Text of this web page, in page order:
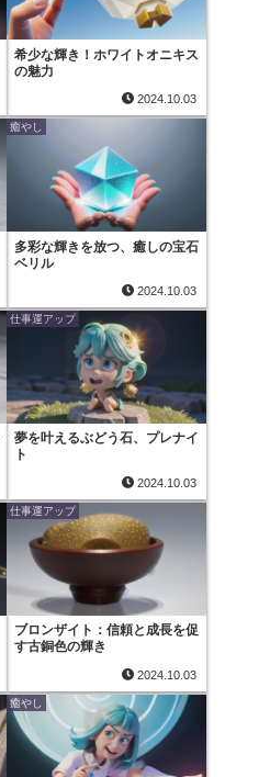
希少な輝き！ホワイトオニキス
の魅力
2024.10.03
癒やし
多彩な輝きを放つ、癒しの宝石
ベリル
2024.10.03
仕事運アップ
夢を叶えるぶどう石、プレナイ
ト
2024.10.03
仕事運アップ
ブロンザイト：信頼と成長を促
す古銅色の輝き
2024.10.03
癒やし